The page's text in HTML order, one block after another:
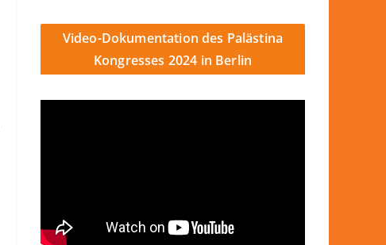
Video-Dokumentation des Palästina
Kongresses 2024 in Berlin